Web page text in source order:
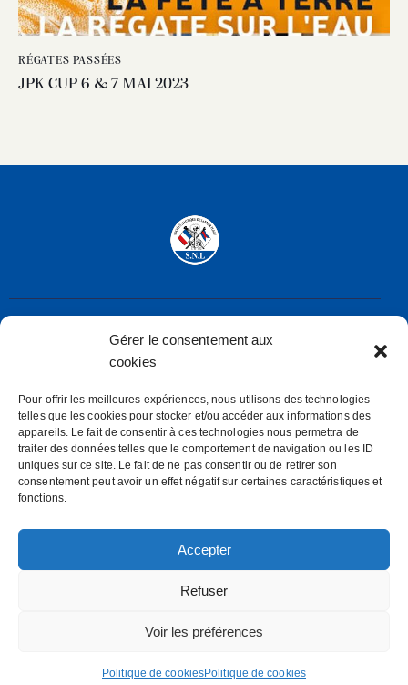
Gérer le consentement aux
cookies
Pour offrir les meilleures expériences, nous utilisons des technologies
telles que les cookies pour stocker et/ou accéder aux informations des
appareils. Le fait de consentir à ces technologies nous permettra de
traiter des données telles que le comportement de navigation ou les ID
uniques sur ce site. Le fait de ne pas consentir ou de retirer son
consentement peut avoir un effet négatif sur certaines caractéristiques et
fonctions.
Accepter
Refuser
Voir les préférences
Politique de cookiesPolitique de cookies
RÉGATES PASSÉES
JPK CUP 6 & 7 MAI 2023
Société Nautique de Larmor-Plage
rue de la Frégate – 56260 LARMOR-PLAGE
secretaire@snl.bzh
Mentions Légales
Politiques des cookies (E.U)
SOCIETE NAUTIQUE DE LARMOR PLAGE